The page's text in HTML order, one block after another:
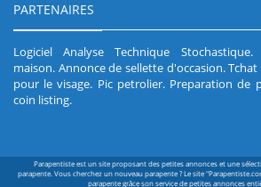
PARTENAIRES
Logiciel Analyse Technique Stochastique.
maison. Annonce de sellette d'occasion.Tchat
pour le visage. Pic petrolier. Preparation de
coin listing.
Parapentiste est un site proposant des petites annonces et une
parapente. Vous cherchez un nouveau parapente ? Le site
parapente grâce son service de petites annonces